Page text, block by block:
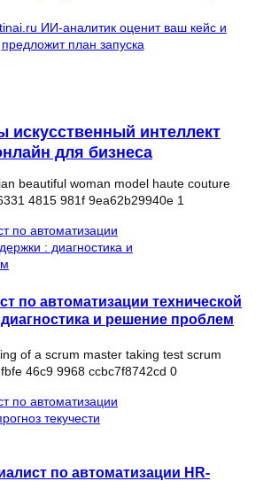
ИИ-аналитик оценит ваш кейс и
предложит план запуска
искусственный интеллект
для бизнеса
по автоматизации технической
и решение проблем
по автоматизации HR-